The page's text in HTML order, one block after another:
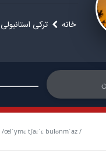
خانه ترکی استانبولی
/œlˈymɛ tʃaɾˈɛ buɫʊnmˈaz /